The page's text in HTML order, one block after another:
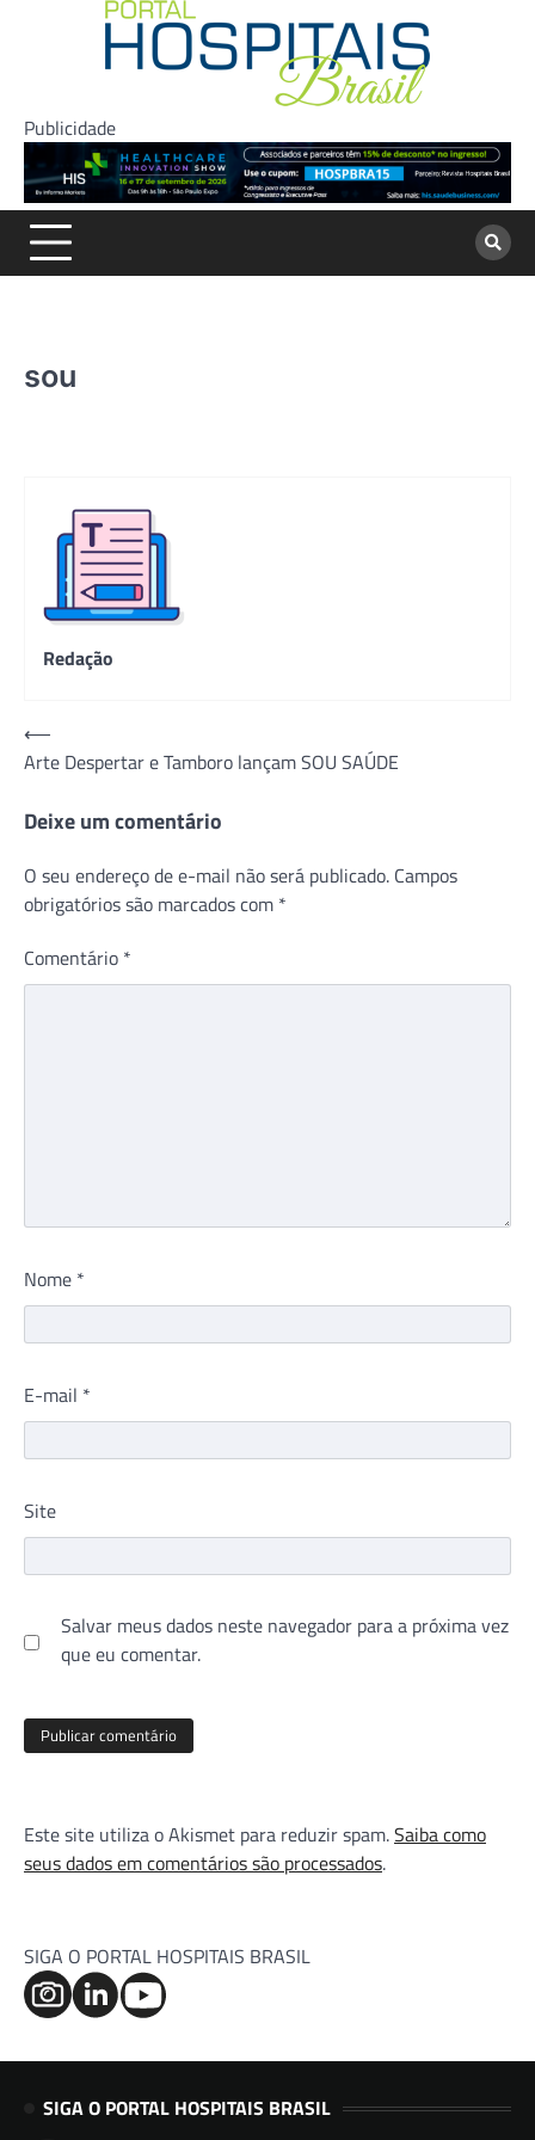
Publicidade
sou
Redação
Navegação
de
Post
⟵
Arte Despertar e Tamboro lançam SOU SAÚDE
Deixe um comentário
O seu endereço de e-mail não será publicado. Campos
obrigatórios são marcados com *
Comentário *
Nome *
E-mail *
Site
Salvar meus dados neste navegador para a próxima vez
que eu comentar.
Este site utiliza o Akismet para reduzir spam.Saiba como
seus dados em comentários são processados.
SIGA O PORTAL HOSPITAIS BRASIL
SIGA O PORTAL HOSPITAIS BRASIL